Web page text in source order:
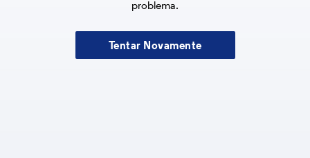
problema.
Tentar Novamente